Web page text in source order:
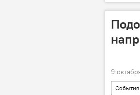
9
События